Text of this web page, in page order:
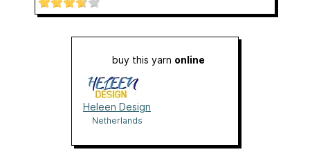
buy this yarn online
Heleen Design
Netherlands